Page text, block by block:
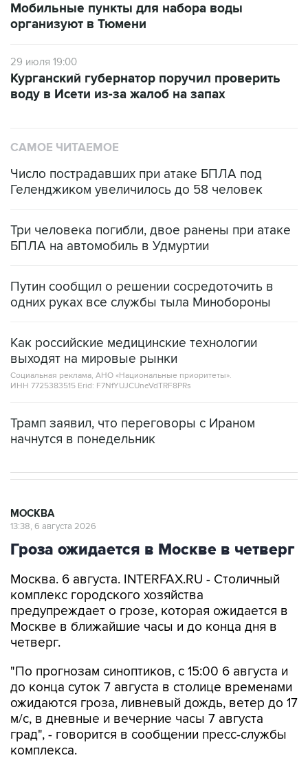
Мобильные пункты для набора воды
организуют в Тюмени
29 июля 19:00
Курганский губернатор поручил проверить
воду в Исети из-за жалоб на запах
САМОЕ ЧИТАЕМОЕ
Число пострадавших при атаке БПЛА под
Геленджиком увеличилось до 58 человек
Три человека погибли, двое ранены при атаке
БПЛА на автомобиль в Удмуртии
Путин сообщил о решении сосредоточить в
одних руках все службы тыла Минобороны
Как российские медицинские технологии
выходят на мировые рынки
Социальная реклама, АНО «Национальные приоритеты».
ИНН 7725383515 Erid: F7NfYUJCUneVdTRF8PRs
Трамп заявил, что переговоры с Ираном
начнутся в понедельник
МОСКВА
13:38, 6 августа 2026
Гроза ожидается в Москве в четверг
Москва. 6 августа. INTERFAX.RU - Столичный
комплекс городского хозяйства
предупреждает о грозе, которая ожидается в
Москве в ближайшие часы и до конца дня в
четверг.
"По прогнозам синоптиков, с 15:00 6 августа и
до конца суток 7 августа в столице временами
ожидаются гроза, ливневый дождь, ветер до 17
м/с, в дневные и вечерние часы 7 августа
град", - говорится в сообщении пресс-службы
комплекса.